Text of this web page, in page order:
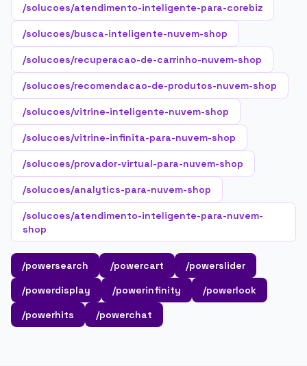
/solucoes/atendimento-inteligente-para-corebiz
/solucoes/busca-inteligente-nuvem-shop
/solucoes/recuperacao-de-carrinho-nuvem-shop
/solucoes/recomendacao-de-produtos-nuvem-shop
/solucoes/vitrine-inteligente-nuvem-shop
/solucoes/vitrine-infinita-para-nuvem-shop
/solucoes/provador-virtual-para-nuvem-shop
/solucoes/analytics-para-nuvem-shop
/solucoes/atendimento-inteligente-para-nuvem-
shop
/powersearch /powercart
/powerslider
/powerdisplay
/powerinfinity
/powerlook
/powerhits
/powerchat